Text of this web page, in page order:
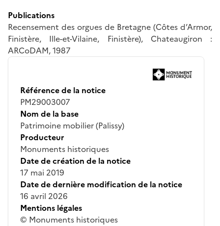
Publications
Recensement des orgues de Bretagne (Côtes d’Armor,
Finistère, Ille-et-Vilaine, Finistère), Chateaugiron :
ARCoDAM, 1987
Référence de la notice
PM29003007
Nom de la base
Patrimoine mobilier (Palissy)
Producteur
Monuments historiques
Date de création de la notice
17 mai 2019
Date de dernière modification de la notice
16 avril 2026
Mentions légales
© Monuments historiques